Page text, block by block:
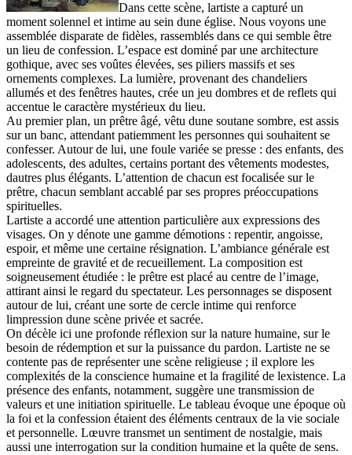
Dans cette scène, lartiste a capturé un
moment solennel et intime au sein dune église. Nous voyons une
assemblée disparate de fidèles, rassemblés dans ce qui semble être
un lieu de confession. L’espace est dominé par une architecture
gothique, avec ses voûtes élevées, ses piliers massifs et ses
ornements complexes. La lumière, provenant des chandeliers
allumés et des fenêtres hautes, crée un jeu dombres et de reflets qui
accentue le caractère mystérieux du lieu.
Au premier plan, un prêtre âgé, vêtu dune soutane sombre, est assis
sur un banc, attendant patiemment les personnes qui souhaitent se
confesser. Autour de lui, une foule variée se presse : des enfants, des
adolescents, des adultes, certains portant des vêtements modestes,
dautres plus élégants. L’attention de chacun est focalisée sur le
prêtre, chacun semblant accablé par ses propres préoccupations
spirituelles.
Lartiste a accordé une attention particulière aux expressions des
visages. On y dénote une gamme démotions : repentir, angoisse,
espoir, et même une certaine résignation. L’ambiance générale est
empreinte de gravité et de recueillement. La composition est
soigneusement étudiée : le prêtre est placé au centre de l’image,
attirant ainsi le regard du spectateur. Les personnages se disposent
autour de lui, créant une sorte de cercle intime qui renforce
limpression dune scène privée et sacrée.
On décèle ici une profonde réflexion sur la nature humaine, sur le
besoin de rédemption et sur la puissance du pardon. Lartiste ne se
contente pas de représenter une scène religieuse ; il explore les
complexités de la conscience humaine et la fragilité de lexistence. La
présence des enfants, notamment, suggère une transmission de
valeurs et une initiation spirituelle. Le tableau évoque une époque où
la foi et la confession étaient des éléments centraux de la vie sociale
et personnelle. Lœuvre transmet un sentiment de nostalgie, mais
aussi une interrogation sur la condition humaine et la quête de sens.